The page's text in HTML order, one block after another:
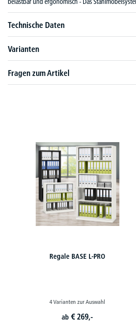
Technische Daten
Varianten
Fragen zum Artikel
Regale BASE L-PRO
4 Varianten zur Auswahl
ab€ 269,-